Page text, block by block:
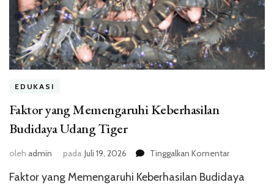
EDUKASI
Faktor yang Memengaruhi Keberhasilan
Budidaya Udang Tiger
oleh admin pada Juli 19, 2026 Tinggalkan Komentarpada
yang
Faktor yang Memengaruhi Keberhasilan Budidaya